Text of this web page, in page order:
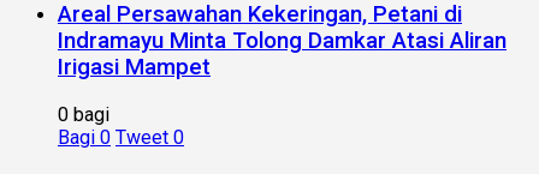
Areal Persawahan Kekeringan, Petani di
Indramayu Minta Tolong Damkar Atasi Aliran
Irigasi Mampet
0 bagi
Bagi 0 Tweet 0